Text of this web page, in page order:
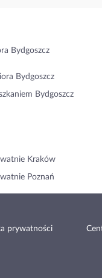
Bydgoszcz
Bydgoszcz
Bydgoszcz
Kraków
Poznań
prywatności